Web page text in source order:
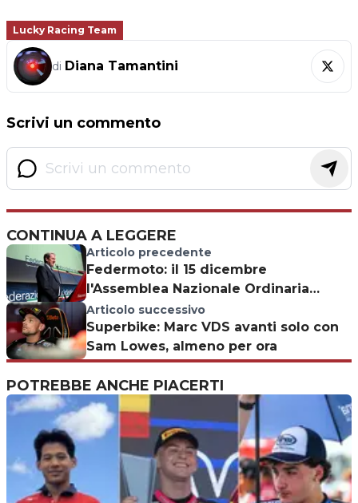
Lucky Racing Team
di Diana Tamantini
Scrivi un commento
CONTINUA A LEGGERE
Articolo precedente
Federmoto: il 15 dicembre
l'Assemblea Nazionale Ordinaria
Elettiva
Articolo successivo
Superbike: Marc VDS avanti solo con
Sam Lowes, almeno per ora
POTREBBE ANCHE PIACERTI